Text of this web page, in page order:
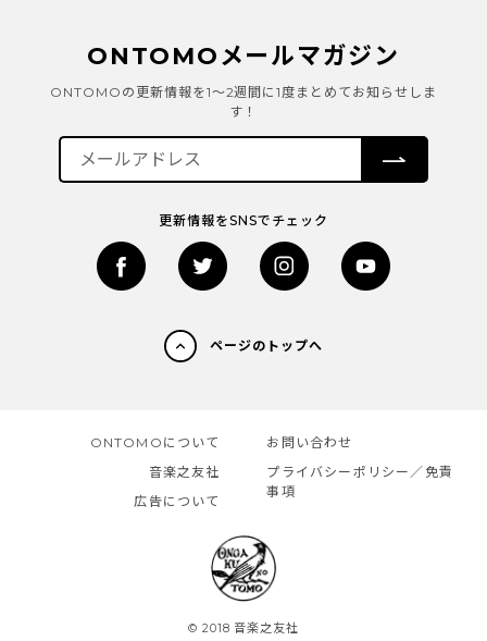
ONTOMOメールマガジン
ONTOMOの更新情報を1～2週間に1度まとめてお知らせしま
す！
更新情報をSNSでチェック
ページのトップへ
ONTOMOについて
音楽之友社
広告について
お問い合わせ
プライバシーポリシー／免責
事項
© 2018 音楽之友社